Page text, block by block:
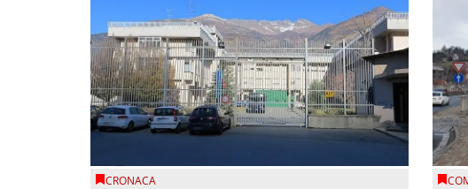
CRONACA